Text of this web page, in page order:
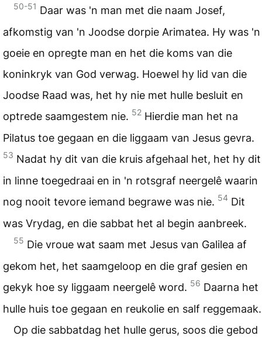
50-51 Daar was 'n man met die naam Josef,
afkomstig van 'n Joodse dorpie Arimatea. Hy was 'n
goeie en opregte man en het die koms van die
koninkryk van God verwag. Hoewel hy lid van die
Joodse Raad was, het hy nie met hulle besluit en
optrede saamgestem nie. 52 Hierdie man het na
Pilatus toe gegaan en die liggaam van Jesus gevra.
53 Nadat hy dit van die kruis afgehaal het, het hy dit
in linne toegedraai en in 'n rotsgraf neergelê waarin
nog nooit tevore iemand begrawe was nie. 54 Dit
was Vrydag, en die sabbat het al begin aanbreek.
55 Die vroue wat saam met Jesus van Galilea af
gekom het, het saamgeloop en die graf gesien en
gekyk hoe sy liggaam neergelê word. 56 Daarna het
hulle huis toe gegaan en reukolie en salf reggemaak.
Op die sabbatdag het hulle gerus, soos die gebod